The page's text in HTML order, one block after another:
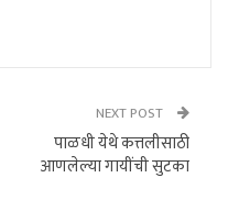
NEXT POST
पाळधी येथे कत्तलीसाठी
आणलेल्या गायींची सुटका